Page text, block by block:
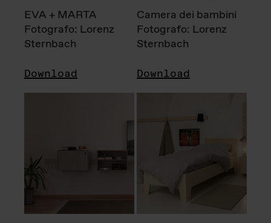
EVA + MARTA
Fotografo: Lorenz
Sternbach
Download
Camera dei bambini
Fotografo: Lorenz
Sternbach
Download